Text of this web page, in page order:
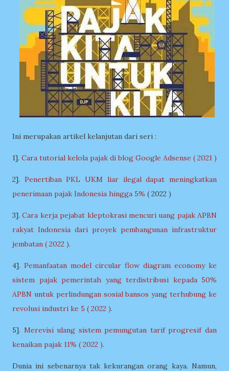
Ini merupakan artikel kelanjutan dari seri :
1]. Cara tutorial kelola pajak di blog Google Adsense ( 2021 )
2]. Penertiban PKL UKM liar ilegal dapat meningkatkan
penerimaan pajak Indonesia hingga 5% ( 2022 )
3].Cara kerja pejabat kleptokrasi mencuri uang pajak APBN
rakyat Indonesia dari proyek pembangunan infrastruktur
jembatan ( 2022 ).
4]. Pemanfaatan model circular flow diagram economy ke
sistem pajak pemerintah yang terdistribusi kepada 50%
APBN untuk perlindungan sosial bansos yang terhubung ke
revolusi industri ke 5 ( 2022 ).
5]. Merevisi ulang sistem pemungutan tarif progresif dan
kenaikan pajak 11% ( 2022 ).
Dunia ini sebenarnya tak kekurangan orang kaya. Namun,